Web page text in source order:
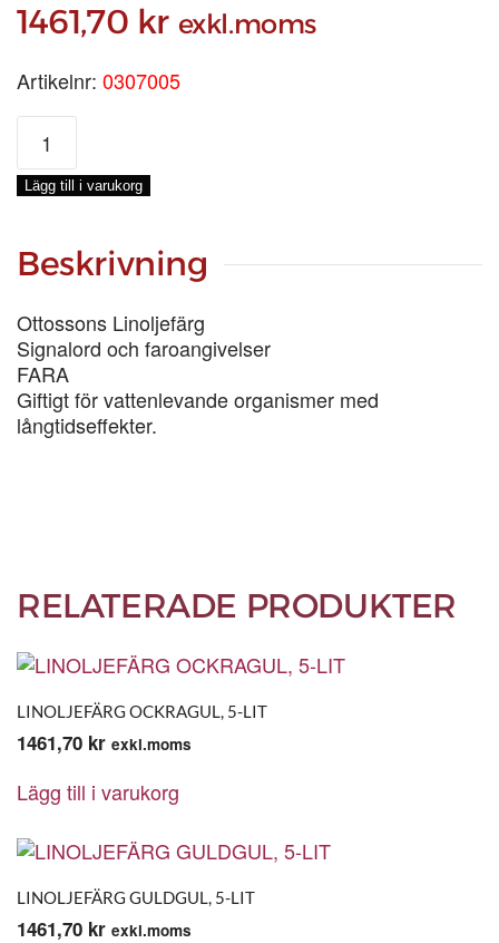
1461,70 kr exkl.moms
Artikelnr: 0307005
LINOLJEFÄRG
HERRGÅRDSGUL,
5-
LIT
Lägg till i varukorg
Beskrivning
Ottossons Linoljefärg
Signalord och faroangivelser
FARA
Giftigt för vattenlevande organismer med
långtidseffekter.
RELATERADE PRODUKTER
LINOLJEFÄRG OCKRAGUL, 5-LIT
1461,70 kr exkl.moms
Lägg till i varukorg
LINOLJEFÄRG GULDGUL, 5-LIT
1461,70 kr exkl.moms